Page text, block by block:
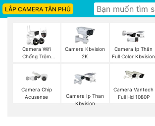
LẮP CAMERA TÂN PHÚ
Camera Wifi
Chống Trộm
Camera Kbvision
2K
Camera Ip Thân
Full Color Kbvision
Camera Chip
Acusense
Camera Ip Than
Kbvision
Camera Vantech
Full Hd 1080P